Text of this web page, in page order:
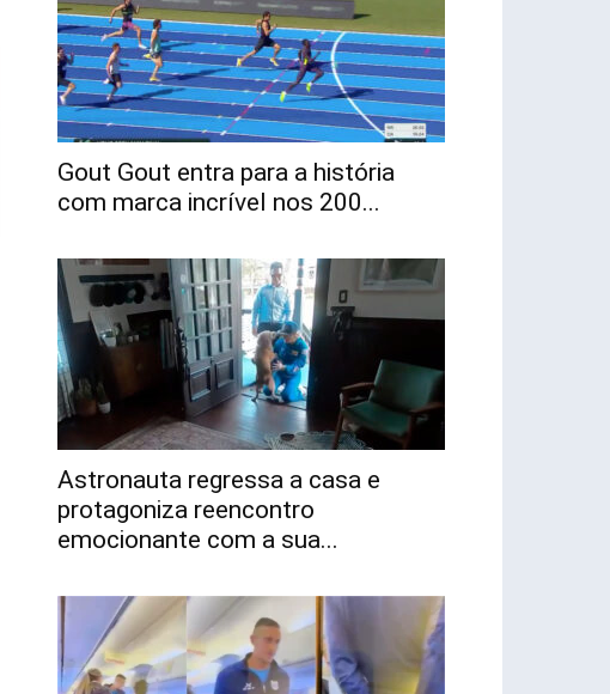
Gout Gout entra para a história
com marca incrível nos 200...
Astronauta regressa a casa e
protagoniza reencontro
emocionante com a sua...